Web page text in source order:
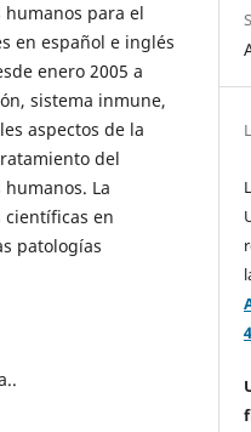
para el
en español e inglés
enero 2005 a
sistema inmune,
aspectos de la
del
La
científicas en
patologías